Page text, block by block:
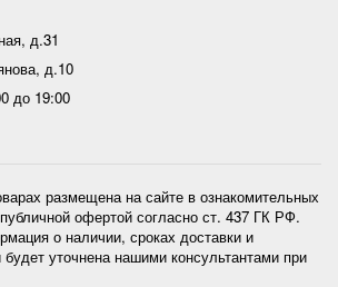
д.31
д.10
до 19:00
размещена на сайте в ознакомительных
офертой согласно ст. 437 ГК РФ.
о наличии, сроках доставки и
уточнена нашими консультантами при